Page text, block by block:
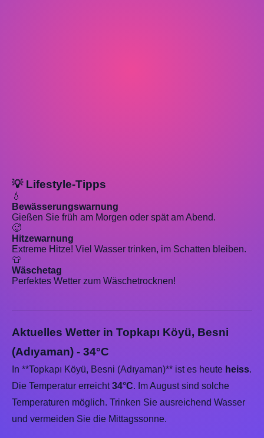
💡 Lifestyle-Tipps
💧
Bewässerungswarnung
Gießen Sie früh am Morgen oder spät am Abend.
🥵
Hitzewarnung
Extreme Hitze! Viel Wasser trinken, im Schatten bleiben.
👕
Wäschetag
Perfektes Wetter zum Wäschetrocknen!
Aktuelles Wetter in Topkapı Köyü, Besni
(Adıyaman) - 34°C
In **Topkapı Köyü, Besni (Adıyaman)** ist es heute heiss.
Die Temperatur erreicht34°C. Im August sind solche
Temperaturen möglich. Trinken Sie ausreichend Wasser
und vermeiden Sie die Mittagssonne.